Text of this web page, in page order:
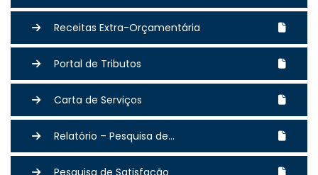
Receitas Extra-Orçamentária
Portal de Tributos
Carta de Serviços
Relatório – Pesquisa de...